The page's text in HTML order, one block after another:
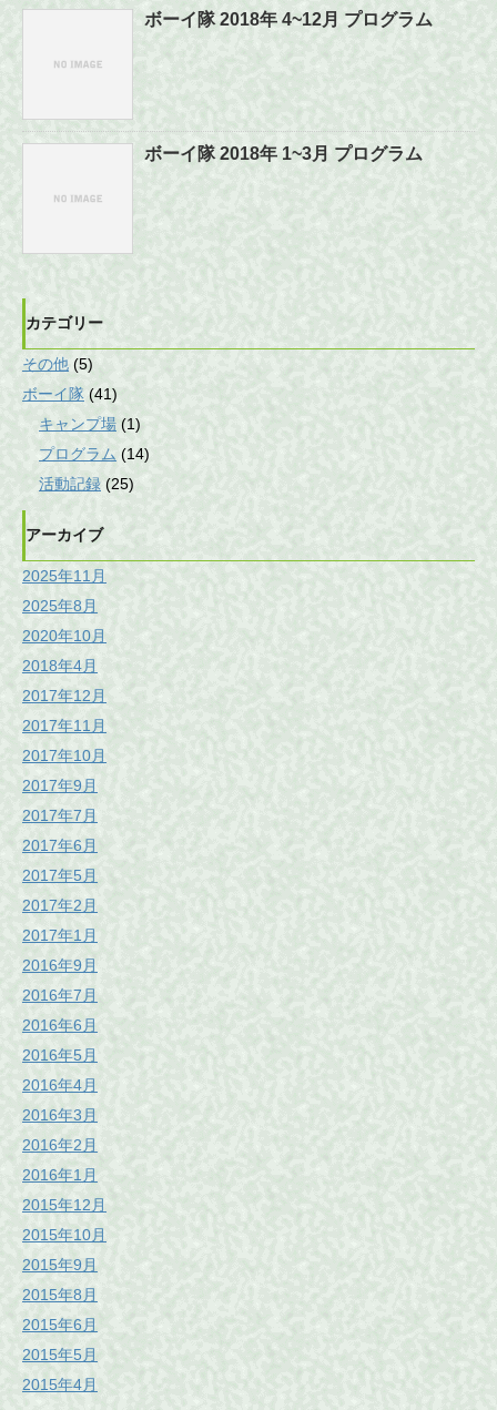
ボーイ隊 2018年 4~12月 プログラム
ボーイ隊 2018年 1~3月 プログラム
カテゴリー
その他 (5)
ボーイ隊 (41)
キャンプ場 (1)
プログラム (14)
活動記録 (25)
アーカイブ
2025年11月
2025年8月
2020年10月
2018年4月
2017年12月
2017年11月
2017年10月
2017年9月
2017年7月
2017年6月
2017年5月
2017年2月
2017年1月
2016年9月
2016年7月
2016年6月
2016年5月
2016年4月
2016年3月
2016年2月
2016年1月
2015年12月
2015年10月
2015年9月
2015年8月
2015年6月
2015年5月
2015年4月